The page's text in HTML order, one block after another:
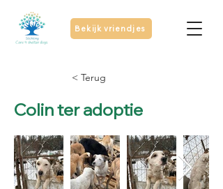
Bekijk vriendjes
< Terug
Colin ter adoptie